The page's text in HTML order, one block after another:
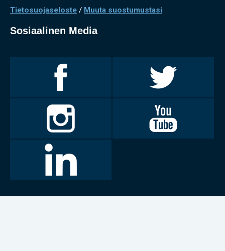
Tietosuojaseloste / Muuta suostumustasi
Sosiaalinen Media
Facebookissa
Twitterissä
Invalidiliitto
Instagramissa
Youtubessa